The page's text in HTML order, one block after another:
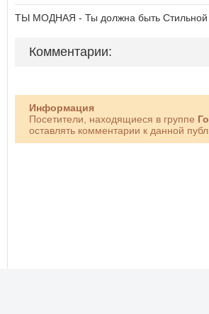
ТЫ МОДНАЯ - Ты должна быть
Комментарии:
Информация
Посетители, находящиеся в группе
оставлять комментарии к данной